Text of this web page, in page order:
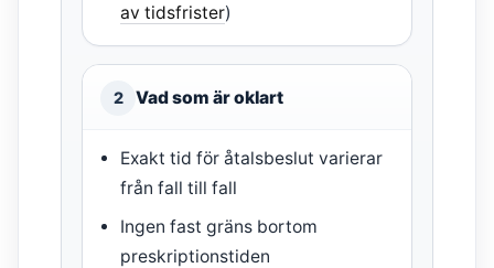
av tidsfrister)
2 Vad som är oklart
Exakt tid för åtalsbeslut varierar
från fall till fall
Ingen fast gräns bortom
preskriptionstiden